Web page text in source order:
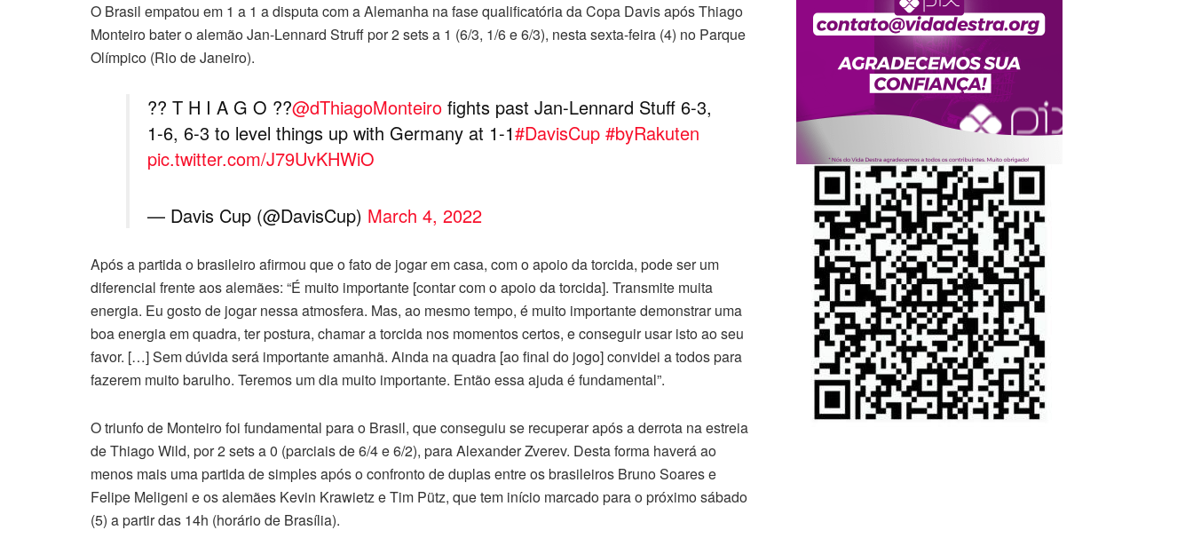
O Brasil empatou em 1 a 1 a disputa com a Alemanha na fase qualificatória da Copa Davis após Thiago
Monteiro bater o alemão Jan-Lennard Struff por 2 sets a 1 (6/3, 1/6 e 6/3), nesta sexta-feira (4) no Parque
Olímpico (Rio de Janeiro).
?? T H I A G O ??@dThiagoMonteiro fights past Jan-Lennard Stuff 6-3,
1-6, 6-3 to level things up with Germany at 1-1#DavisCup #byRakuten
pic.twitter.com/J79UvKHWiO
— Davis Cup (@DavisCup) March 4, 2022
Após a partida o brasileiro afirmou que o fato de jogar em casa, com o apoio da torcida, pode ser um
diferencial frente aos alemães: “É muito importante [contar com o apoio da torcida]. Transmite muita
energia. Eu gosto de jogar nessa atmosfera. Mas, ao mesmo tempo, é muito importante demonstrar uma
boa energia em quadra, ter postura, chamar a torcida nos momentos certos, e conseguir usar isto ao seu
favor. […] Sem dúvida será importante amanhã. Ainda na quadra [ao final do jogo] convidei a todos para
fazerem muito barulho. Teremos um dia muito importante. Então essa ajuda é fundamental”.
O triunfo de Monteiro foi fundamental para o Brasil, que conseguiu se recuperar após a derrota na estreia
de Thiago Wild, por 2 sets a 0 (parciais de 6/4 e 6/2), para Alexander Zverev. Desta forma haverá ao
menos mais uma partida de simples após o confronto de duplas entre os brasileiros Bruno Soares e
Felipe Meligeni e os alemães Kevin Krawietz e Tim Pütz, que tem início marcado para o próximo sábado
(5) a partir das 14h (horário de Brasília).